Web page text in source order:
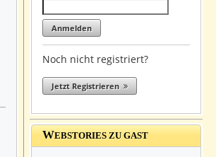
Noch nicht registriert?
Jetzt Registrieren
WEBSTORIES ZU GAST